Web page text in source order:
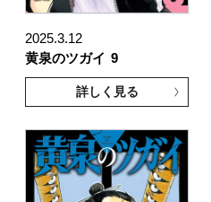
2025.3.12
黄泉のツガイ 9
詳しく見る